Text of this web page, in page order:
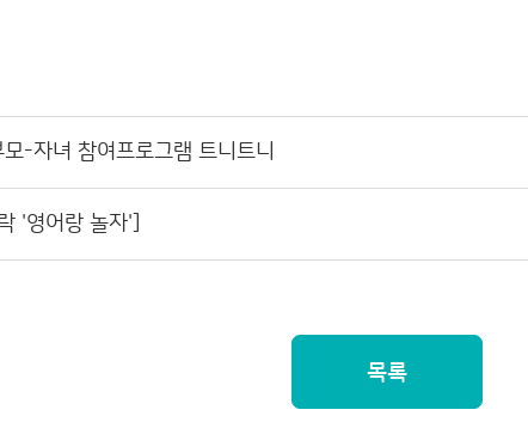
-자녀 참여프로그램 트니트니
'영어랑 놀자']
목록